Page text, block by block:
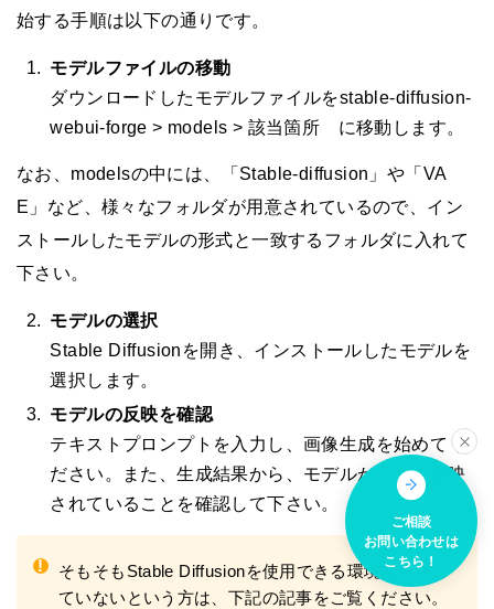
始する手順は以下の通りです。
モデルファイルの移動
ダウンロードしたモデルファイルをstable-diffusion-
webui-forge > models > 該当箇所 に移動します。
なお、modelsの中には、「Stable-diffusion」や「VA
E」など、様々なフォルダが用意されているので、イン
ストールしたモデルの形式と一致するフォルダに入れて
下さい。
モデルの選択
Stable Diffusionを開き、インストールしたモデルを
選択します。
モデルの反映を確認
テキストプロンプトを入力し、画像生成を始めてく
ださい。また、生成結果から、モデルが正しく反映
されていることを確認して下さい。
!
そもそもStable Diffusionを使用できる環境構築をし
ていないという方は、下記の記事をご覧ください。
ご相談
お問い合わせは
こちら！